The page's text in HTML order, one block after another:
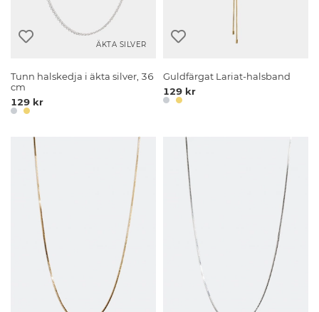
ÄKTA SILVER
Tunn halskedja i äkta silver, 36
cm
129 kr
Guldfärgat Lariat-halsband
129 kr